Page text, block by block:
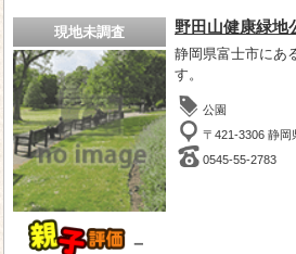
現地未調査
－
野田山健康緑地
静岡県富士市にあ
す。
公園
〒421-3306 静岡
0545-55-2783